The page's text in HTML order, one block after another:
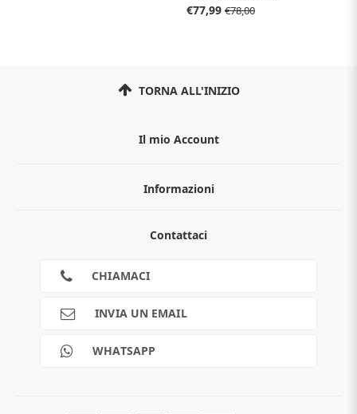
€77,99 €78,00
TORNA ALL'INIZIO
Il mio Account
Informazioni
Guida all'acquisto
Scalapay
Contattaci
CHIAMACI
INVIA UN EMAIL
WHATSAPP